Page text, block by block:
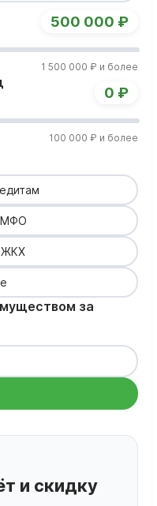
1 500 000 ₽ и более
500 000 ₽
100 000 ₽ и более
0 ₽
МФО
ЖКХ
за
и скидку